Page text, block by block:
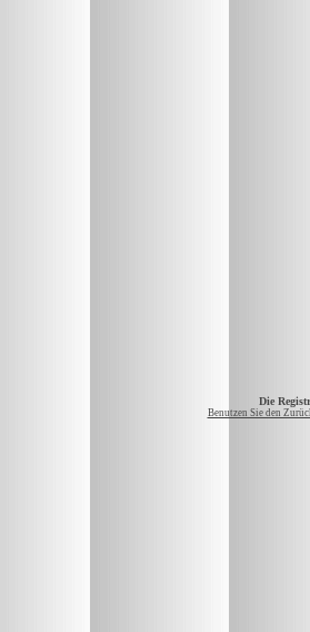
Die
Benutzen Sie den